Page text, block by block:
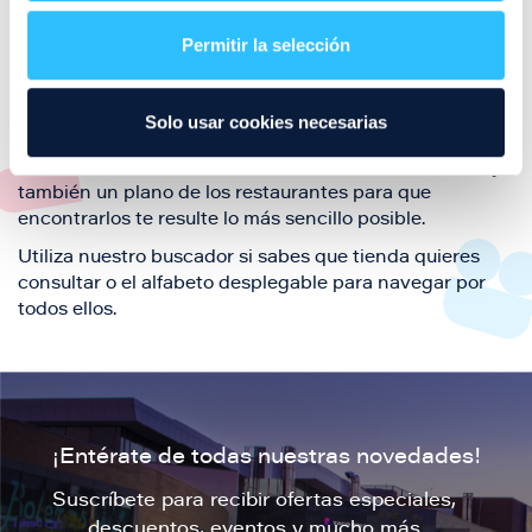
Permitir la selección
Solo usar cookies necesarias
también de nuestra oferta de ocio y shopping durante
tu visita.
El este directorio de restaurantes de Puerto Venecia
también un plano de los restaurantes para que
encontrarlos te resulte lo más sencillo posible.
Utiliza nuestro buscador si sabes que tienda quieres
consultar o el alfabeto desplegable para navegar por
todos ellos.
¡Entérate de todas nuestras novedades!
Suscríbete para recibir ofertas especiales,